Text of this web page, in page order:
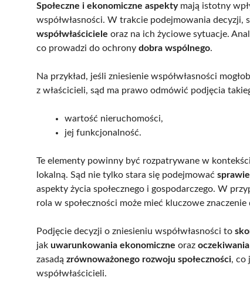
Społeczne i ekonomiczne aspektymają istotny
współwłasności. W trakcie podejmowania decyzji,
współwłaściciele oraz na ich życiowe sytuacje.
co prowadzi do ochrony dobra wspólnego.
Na przykład, jeśli zniesienie współwłasności
z właścicieli, sąd ma prawo odmówić podjęcia
wartość nieruchomości,
jej funkcjonalność.
Te elementy powinny być rozpatrywane w
lokalną. Sąd nie tylko stara się podejmować
aspekty życia społecznego i gospodarczego. W
rola w społeczności może mieć kluczowe
Podjęcie decyzji o zniesieniu współwłasności to
jak uwarunkowania ekonomiczne oraz oczekiwania
zasadą zrównoważonego rozwoju społeczności, co
współwłaścicieli.